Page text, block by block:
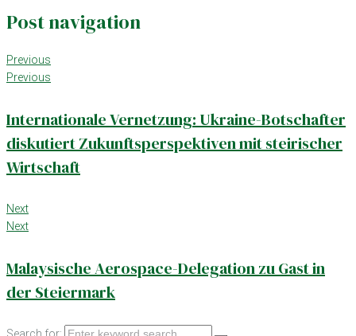
Post navigation
Previous
Previous
Internationale Vernetzung: Ukraine-Botschafter
diskutiert Zukunftsperspektiven mit steirischer
Wirtschaft
Next
Next
Malaysische Aerospace-Delegation zu Gast in
der Steiermark